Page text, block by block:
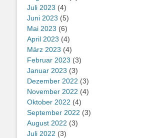
Juli 2023 (4)
Juni 2023 (5)
Mai 2023 (6)
April 2023 (4)
März 2023 (4)
Februar 2023 (3)
Januar 2023 (3)
Dezember 2022 (3)
November 2022 (4)
Oktober 2022 (4)
September 2022 (3)
August 2022 (3)
Juli 2022 (3)